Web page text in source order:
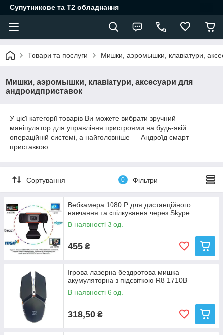
Супутникове та Т2 обладнання
Товари та послуги Мишки, аэромышки, клавіатури,
Мишки, аэромышки, клавіатури, аксесуари для
андроидприставок
У цієї категорії товарів Ви можете вибрати зручний
маніпулятор для управління пристроями на будь-якій
операційній системі, а найголовніше ― Андроїд смарт
приставкою
Сортування 0 Фільтри
Вебкамера 1080 P для дистанційного
навчання та спілкування через Skype
В наявності 3 од.
455 ₴
Ігрова лазерна бездротова мишка
акумуляторна з підсвіткою R8 1710B
В наявності 6 од.
318,50 ₴